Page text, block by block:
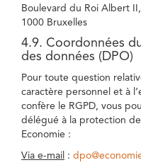
Boulevard du Roi Albert
1000 Bruxelles
4.9. Coordonnées
des données (DPO)
Pour toute question
caractère personnel et à
confère le RGPD, vous
délégué à la protection
Economie :
Via e-mail :